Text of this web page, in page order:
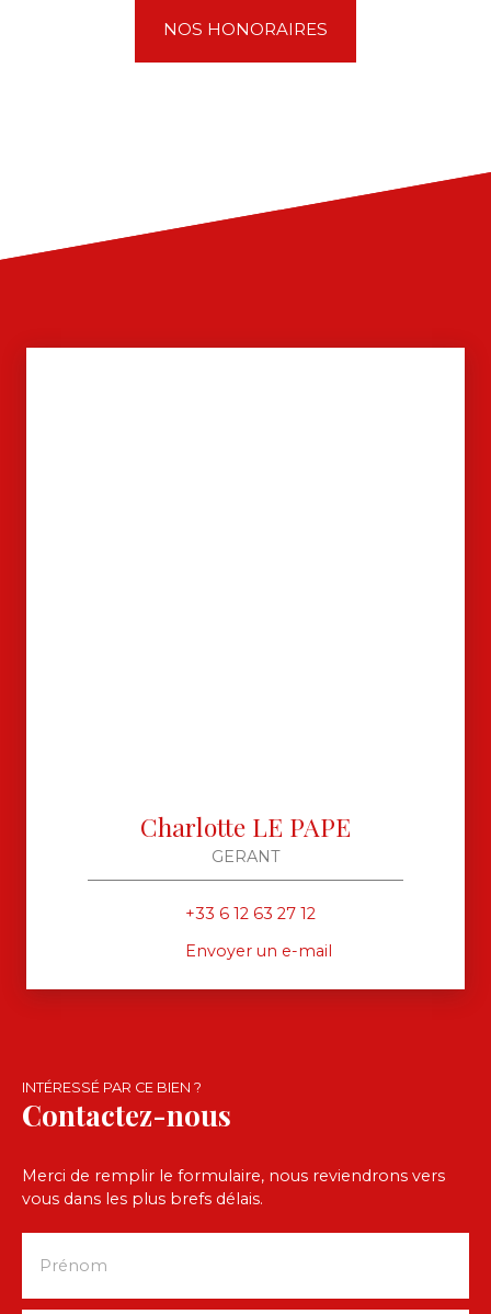
NOS HONORAIRES
Charlotte LE PAPE
GERANT
+33 6 12 63 27 12
Envoyer un e-mail
INTÉRESSÉ PAR CE BIEN ?
Contactez-nous
Merci de remplir le formulaire, nous reviendrons vers
vous dans les plus brefs délais.
Prénom